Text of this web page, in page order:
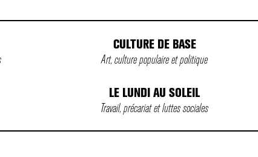
CULTURE DE BASE
Art, culture populaire et politique
LE LUNDI AU SOLEIL
Travail, précariat et luttes sociales